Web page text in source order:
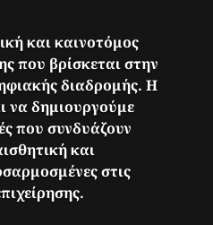
και καινοτόμος
που βρίσκεται στην
διαδρομής. Η
να δημιουργούμε
που συνδυάζουν
και
στις